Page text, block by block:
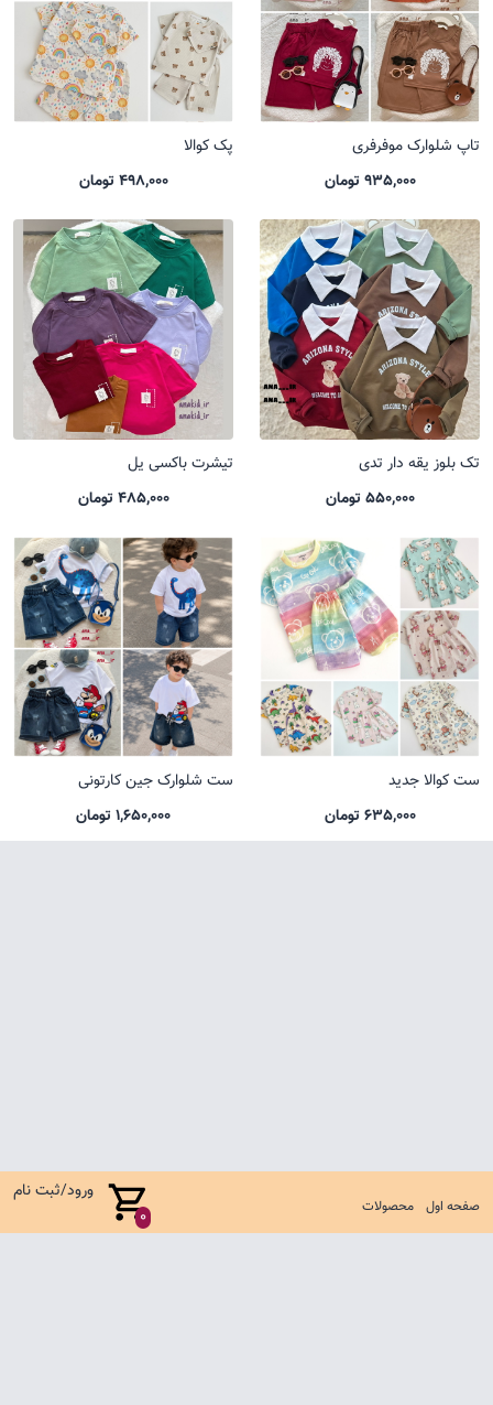
صفحه اول محصولات 0
ورود/ثبت نام
تاپ شلوارک موفرفری
935,000 تومان
پک کوالا
498,000 تومان
تک بلوز یقه دار تدی
550,000 تومان
تیشرت باکسی یل
485,000 تومان
ست کوالا جدید
635,000 تومان
ست شلوارک جین کارتونی
1,650,000 تومان